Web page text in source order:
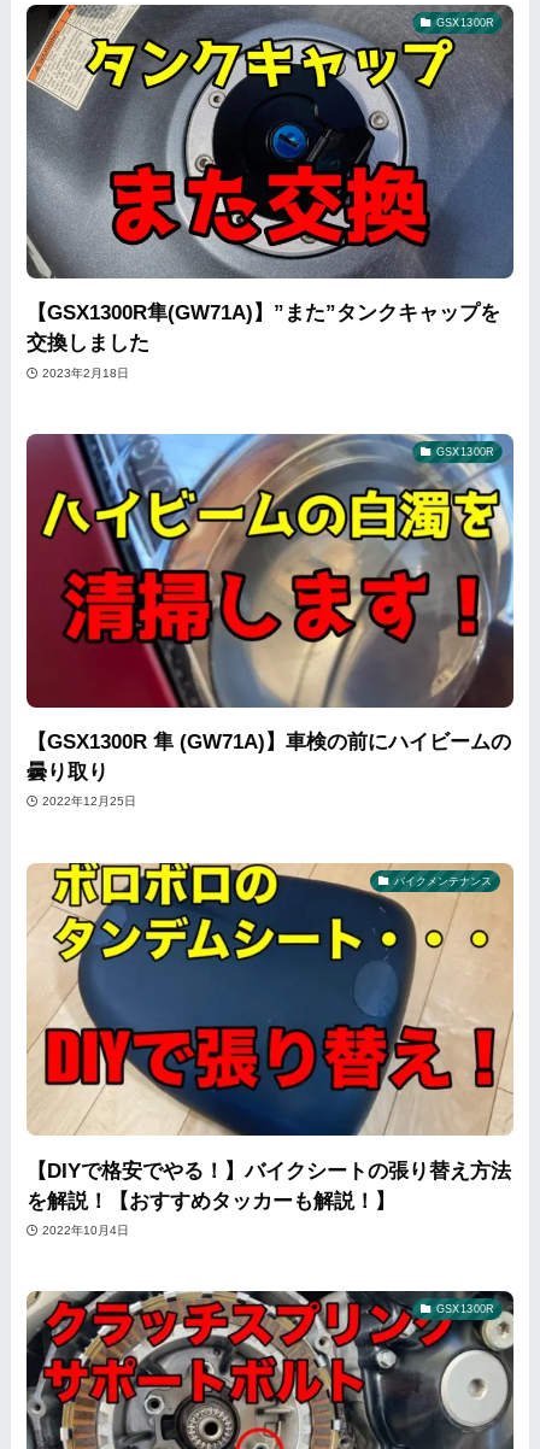
GSX1300R
【GSX1300R隼(GW71A)】”また”タンクキャップを
交換しました
2023年2月18日
GSX1300R
【GSX1300R 隼 (GW71A)】車検の前にハイビームの
曇り取り
2022年12月25日
バイクメンテナンス
【DIYで格安でやる！】バイクシートの張り替え方法
を解説！【おすすめタッカーも解説！】
2022年10月4日
GSX1300R